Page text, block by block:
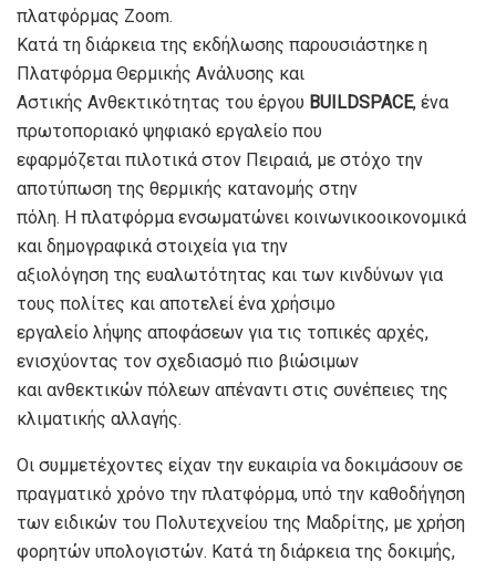
πλατφόρμας Zoom.
Κατά τη διάρκεια της εκδήλωσης παρουσιάστηκε η
Πλατφόρμα Θερμικής Ανάλυσης και
Αστικής Ανθεκτικότητας του έργου BUILDSPACE, ένα
πρωτοποριακό ψηφιακό εργαλείο που
εφαρμόζεται πιλοτικά στον Πειραιά, με στόχο την
αποτύπωση της θερμικής κατανομής στην
πόλη. Η πλατφόρμα ενσωματώνει κοινωνικοοικονομικά
και δημογραφικά στοιχεία για την
αξιολόγηση της ευαλωτότητας και των κινδύνων για
τους πολίτες και αποτελεί ένα χρήσιμο
εργαλείο λήψης αποφάσεων για τις τοπικές αρχές,
ενισχύοντας τον σχεδιασμό πιο βιώσιμων
και ανθεκτικών πόλεων απέναντι στις συνέπειες της
κλιματικής αλλαγής.
Οι συμμετέχοντες είχαν την ευκαιρία να δοκιμάσουν σε
πραγματικό χρόνο την πλατφόρμα, υπό την καθοδήγηση
των ειδικών του Πολυτεχνείου της Μαδρίτης, με χρήση
φορητών υπολογιστών. Κατά τη διάρκεια της δοκιμής,